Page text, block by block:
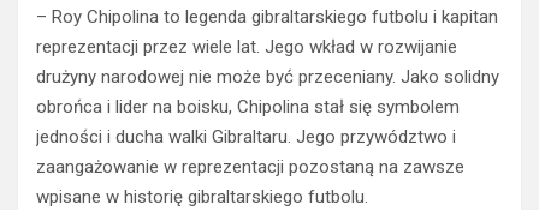
– Roy Chipolina to legenda gibraltarskiego futbolu i kapitan
reprezentacji przez wiele lat. Jego wkład w rozwijanie
drużyny narodowej nie może być przeceniany. Jako solidny
obrońca i lider na boisku, Chipolina stał się symbolem
jedności i ducha walki Gibraltaru. Jego przywództwo i
zaangażowanie w reprezentacji pozostaną na zawsze
wpisane w historię gibraltarskiego futbolu.